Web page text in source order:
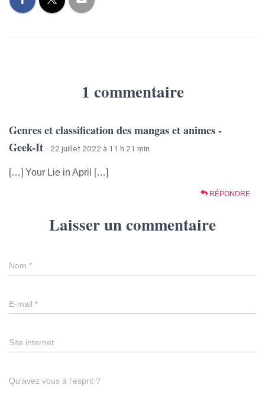
1 commentaire
Genres et classification des mangas et animes -
Geek-It · 22 juillet 2022 à 11 h 21 min
[…] Your Lie in April […]
RÉPONDRE
Laisser un commentaire
Nom *
E-mail *
Site internet
Qu’avez vous à l’esprit ?